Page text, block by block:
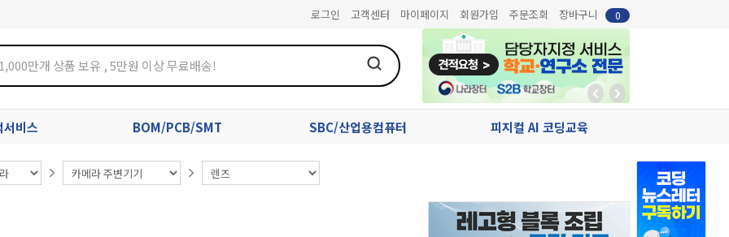
로그인 고객센터 마이페이지 회원가입 주문조회 장바구니 0
비스 BOM/PCB/SMT SBC/산업용컴퓨터 피지컬 AI 코딩교육